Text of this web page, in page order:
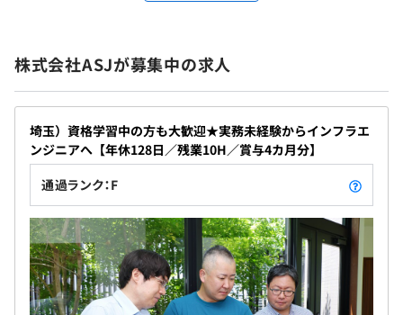
株式会社ASJが募集中の求人
埼玉）資格学習中の方も大歓迎★実務未経験からインフラエ
ンジニアへ【年休128日／残業10H／賞与4カ月分】
通過ランク：F